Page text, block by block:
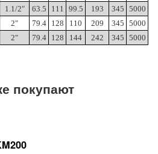
1.1/2" 63.5 111 99.5 193 345 5000
2" 79.4 128 110 209 345 5000
2" 79.4 128 144 242 345 5000
покупают